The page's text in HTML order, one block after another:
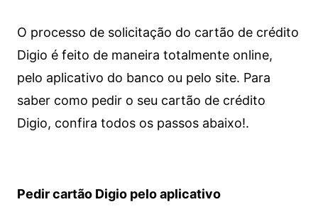
O processo de solicitação do cartão de crédito
Digio é feito de maneira totalmente online,
pelo aplicativo do banco ou pelo site. Para
saber como pedir o seu cartão de crédito
Digio, confira todos os passos abaixo!.
Pedir cartão Digio pelo aplicativo